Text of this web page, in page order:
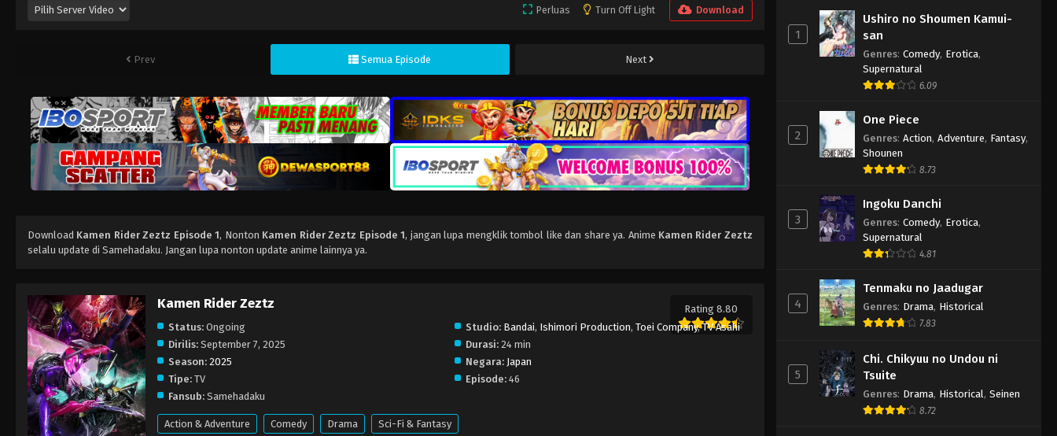
Perluas Turn Off Light Download
Prev Semua Episode Next
Download Kamen Rider Zeztz Episode 1, Nonton Kamen Rider Zeztz Episode 1, jangan lupa mengklik tombol like dan share ya. Anime Kamen Rider Zeztz
selalu update di Samehadaku. Jangan lupa nonton update anime lainnya ya.
Kamen Rider Zeztz
Rating 8.80
Status: Ongoing Studio: Bandai, Ishimori Production,Toei Company,TV Asahi
Dirilis: September 7, 2025 Durasi: 24 min
Season: 2025 Negara: Japan
Tipe: TV Episode: 46
Fansub: Samehadaku
Action & Adventure Comedy Drama Sci-Fi & Fantasy
1
Ushiro no Shoumen Kamui-
san
Genres: Comedy, Erotica,
Supernatural
6.09
2
One Piece
Genres: Action, Adventure, Fantasy,
Shounen
8.73
3
Ingoku Danchi
Genres: Comedy, Erotica,
Supernatural
4.81
4
Tenmaku no Jaadugar
Genres: Drama, Historical
7.83
5
Chi. Chikyuu no Undou ni
Tsuite
Genres: Drama, Historical , Seinen
8.72